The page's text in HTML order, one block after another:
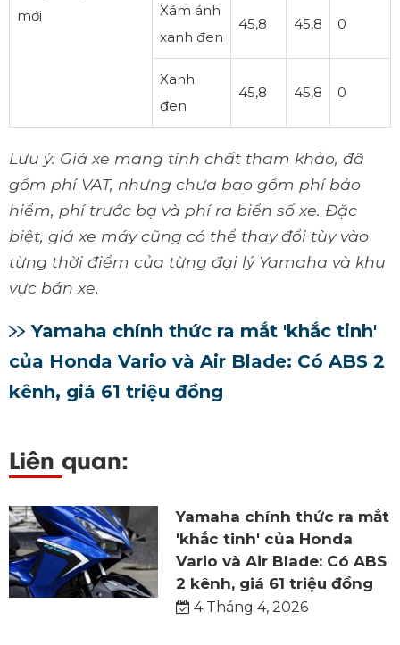
mới
Xám ánh
xanh đen
45,8 45,8 0
Xanh
đen
45,8 45,8 0
Lưu ý: Giá xe mang tính chất tham khảo, đã
gồm phí VAT, nhưng chưa bao gồm phí bảo
hiểm, phí trước bạ và phí ra biển số xe. Đặc
biệt, giá xe máy cũng có thể thay đổi tùy vào
từng thời điểm của từng đại lý Yamaha và khu
vực bán xe.
Yamaha chính thức ra mắt 'khắc tinh'
của Honda Vario và Air Blade: Có ABS 2
kênh, giá 61 triệu đồng
Liên quan:
Yamaha chính thức ra mắt
'khắc tinh' của Honda
Vario và Air Blade: Có ABS
2 kênh, giá 61 triệu đồng
4 Tháng 4, 2026